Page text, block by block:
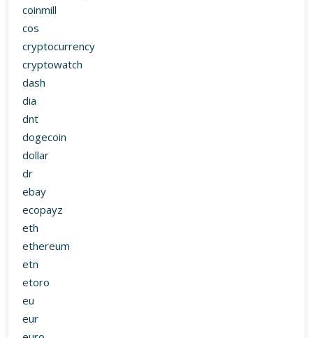
coinmill
cos
cryptocurrency
cryptowatch
dash
dia
dnt
dogecoin
dollar
dr
ebay
ecopayz
eth
ethereum
etn
etoro
eu
eur